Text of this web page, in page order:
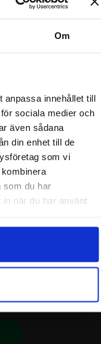
Om
anpassa innehållet till
sociala medier och
även sådana
din enhet till de
som vi
som du har
när du har använt
avgifter för
vardagar
direkt till min